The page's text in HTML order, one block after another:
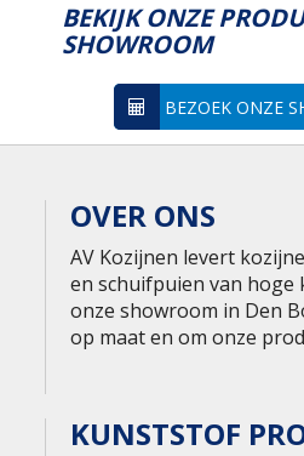
BEKIJK ONZE
SHOWROOM
BEZOEK ONZE
OVER ONS
AV Kozijnen levert
en schuifpuien van hoge
onze showroom in Den
op maat en om onze
KUNSTSTOF